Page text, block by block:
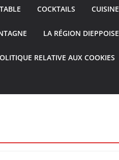
COCKTAILS CUISINE
LA RÉGION DIEPPOISE
RELATIVE AUX COOKIES